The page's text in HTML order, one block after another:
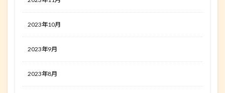
2023年10月
2023年9月
2023年8月